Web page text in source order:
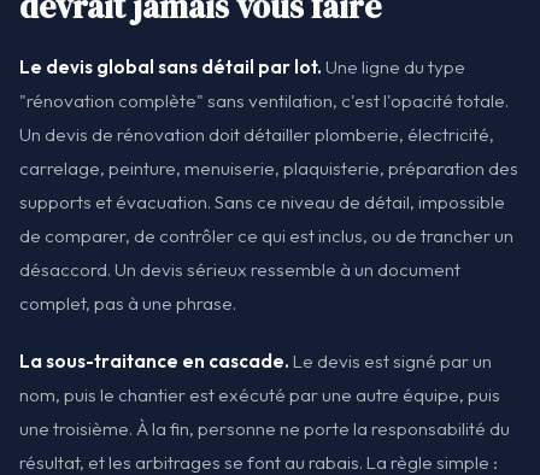
Le devis global sans détail par lot. Une ligne du type
"rénovation complète" sans ventilation, c'est l'opacité totale.
Un devis de rénovation doit détailler plomberie, électricité,
carrelage, peinture, menuiserie, plaquisterie, préparation des
supports et évacuation. Sans ce niveau de détail, impossible
de comparer, de contrôler ce qui est inclus, ou de trancher un
désaccord. Un devis sérieux ressemble à un document
complet, pas à une phrase.
La sous-traitance en cascade. Le devis est signé par un
nom, puis le chantier est exécuté par une autre équipe, puis
une troisième. À la fin, personne ne porte la responsabilité du
résultat, et les arbitrages se font au rabais. La règle simple :